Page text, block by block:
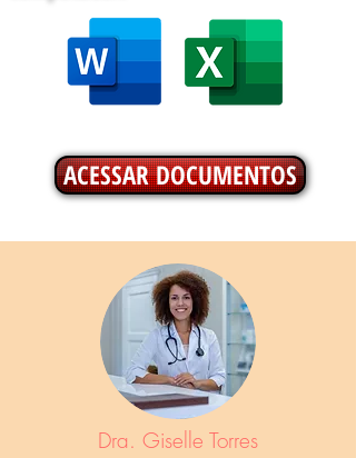
ACESSAR DOCUMENTOS
Dra. Giselle Torres